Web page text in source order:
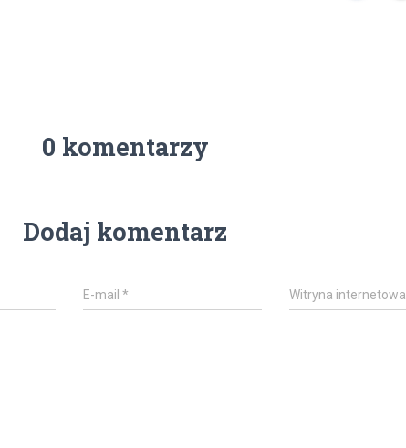
0 komentarzy
Dodaj komentarz
E-mail* Witryna internetowa